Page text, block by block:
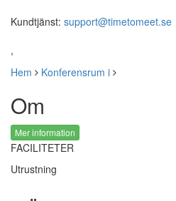
Kundtjänst: support@timetomeet.se
,
Hem
Konferensrum i
Om
Mer information
FACILITETER
Utrustning